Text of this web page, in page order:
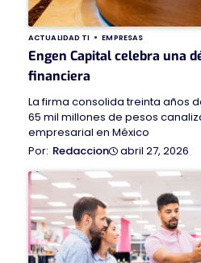
ACTUALIDAD TI EMPRESAS
Engen Capital celebra una
financiera
La firma consolida treinta años
65 mil millones de pesos
empresarial en México
Redaccion
abril 27, 2026